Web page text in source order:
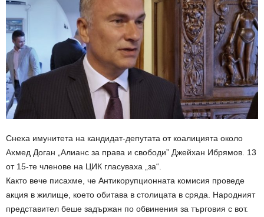
Снеха имунитета на кандидат-депутата от коалицията около
Ахмед Доган „Алианс за права и свободи” Джейхан Ибрямов. 13
от 15-те членове на ЦИК гласуваха „за“.
Както вече писахме, че Антикорупционната комисия проведе
акция в жилище, което обитава в столицата в сряда. Народният
представител беше задържан по обвинения за търговия с вот.